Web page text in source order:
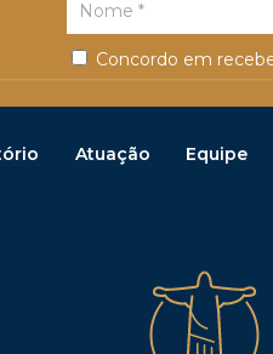
Concordo em
Atuação Equipe